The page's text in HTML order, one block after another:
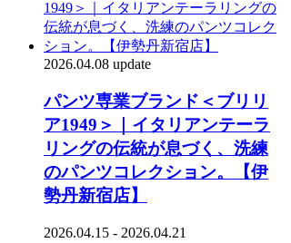
2026.04.08 update
パンツ専業ブランド＜ブリリ
ア1949＞｜イタリアンテーラ
リングの伝統が息づく、洗練
のパンツコレクション。【伊
勢丹新宿店】
2026.04.15 - 2026.04.21